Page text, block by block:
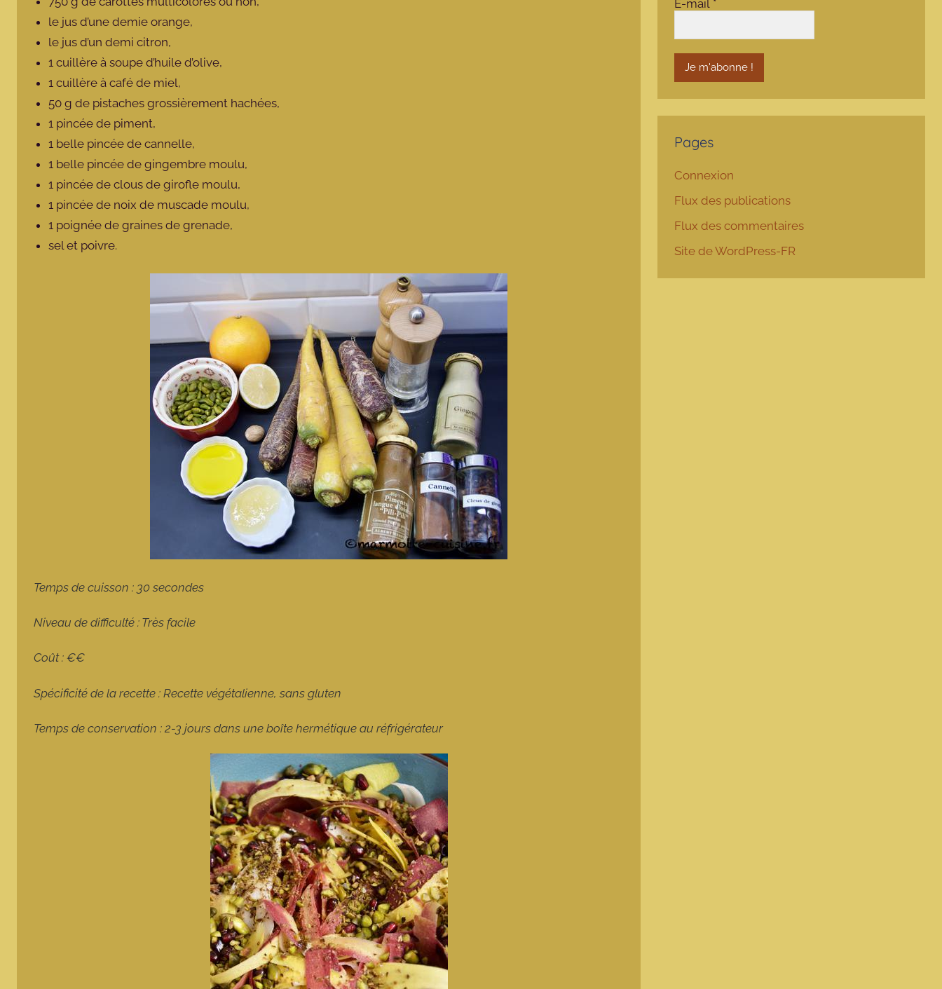
le jus d’une demie orange,
le jus d’un demi citron,
1 cuillère à soupe d’huile d’olive,
1 cuillère à café de miel,
50 g de pistaches grossièrement hachées,
1 pincée de piment,
1 belle pincée de cannelle,
1 belle pincée de gingembre moulu,
1 pincée de clous de girofle moulu,
1 pincée de noix de muscade moulu,
1 poignée de graines de grenade,
sel et poivre.
Temps de cuisson : 30 secondes
Niveau de difficulté : Très facile
Coût : €€
Spécificité de la recette : Recette végétalienne, sans gluten
Temps de conservation : 2-3 jours dans une boîte hermétique au réfrigérateur
E-mail *
Pages
Connexion
Flux des publications
Flux des commentaires
Site de WordPress-FR